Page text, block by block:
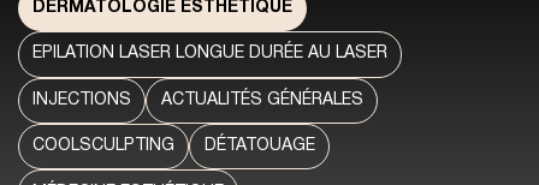
DERMATOLOGIE ESTHÉTIQUE
EPILATION LASER LONGUE DURÉE AU LASER
INJECTIONS ACTUALITÉS GÉNÉRALES
COOLSCULPTING DÉTATOUAGE